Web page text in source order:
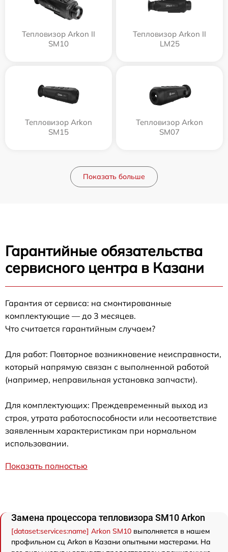
Тепловизор Arkon II
SM10
Тепловизор Arkon II
LM25
Тепловизор Arkon
SM15
Тепловизор Arkon
SM07
Показать больше
Гарантийные обязательства
сервисного центра в Казани
Гарантия от сервиса: на смонтированные
комплектующие — до 3 месяцев.
Что считается гарантийным случаем?
Для работ: Повторное возникновение неисправности,
который напрямую связан с выполненной работой
(например, неправильная установка запчасти).
Для комплектующих: Преждевременный выход из
строя, утрата работоспособности или несоответствие
заявленным характеристикам при нормальном
использовании.
Показать полностью
Замена процессора тепловизора SM10 Arkon
[dataset:services:name] Arkon SM10 выполняется в нашем
профильном сц Arkon в Казани опытными мастерами. На